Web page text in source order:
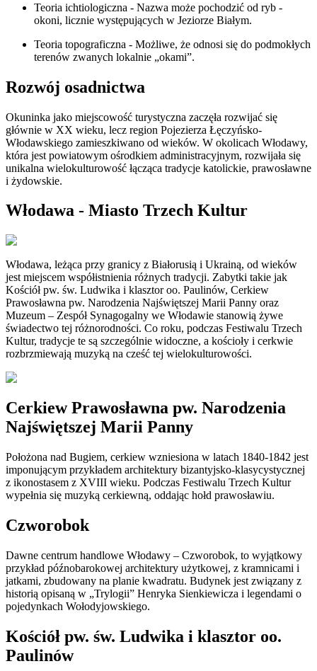
Teoria ichtiologiczna - Nazwa może pochodzić od ryb -
okoni, licznie występujących w Jeziorze Białym.
Teoria topograficzna - Możliwe, że odnosi się do podmokłych
terenów zwanych lokalnie „okami”.
Rozwój osadnictwa
Okuninka jako miejscowość turystyczna zaczęła rozwijać się
głównie w XX wieku, lecz region Pojezierza Łęczyńsko-
Włodawskiego zamieszkiwano od wieków. W okolicach Włodawy,
która jest powiatowym ośrodkiem administracyjnym, rozwijała się
unikalna wielokulturowość łącząca tradycje katolickie, prawosławne
i żydowskie.
Włodawa - Miasto Trzech Kultur
Włodawa, leżąca przy granicy z Białorusią i Ukrainą, od wieków
jest miejscem współistnienia różnych tradycji. Zabytki takie jak
Kościół pw. św. Ludwika i klasztor oo. Paulinów, Cerkiew
Prawosławna pw. Narodzenia Najświętszej Marii Panny oraz
Muzeum – Zespół Synagogalny we Włodawie stanowią żywe
świadectwo tej różnorodności. Co roku, podczas Festiwalu Trzech
Kultur, tradycje te są szczególnie widoczne, a kościoły i cerkwie
rozbrzmiewają muzyką na cześć tej wielokulturowości.
Cerkiew Prawosławna pw. Narodzenia
Najświętszej Marii Panny
Położona nad Bugiem, cerkiew wzniesiona w latach 1840-1842 jest
imponującym przykładem architektury bizantyjsko-klasycystycznej
z ikonostasem z XVIII wieku. Podczas Festiwalu Trzech Kultur
wypełnia się muzyką cerkiewną, oddając hołd prawosławiu.
Czworobok
Dawne centrum handlowe Włodawy – Czworobok, to wyjątkowy
przykład późnobarokowej architektury użytkowej, z kramnicami i
jatkami, zbudowany na planie kwadratu. Budynek jest związany z
historią opisaną w „Trylogii” Henryka Sienkiewicza i legendami o
pojedynkach Wołodyjowskiego.
Kościół pw. św. Ludwika i klasztor oo.
Paulinów